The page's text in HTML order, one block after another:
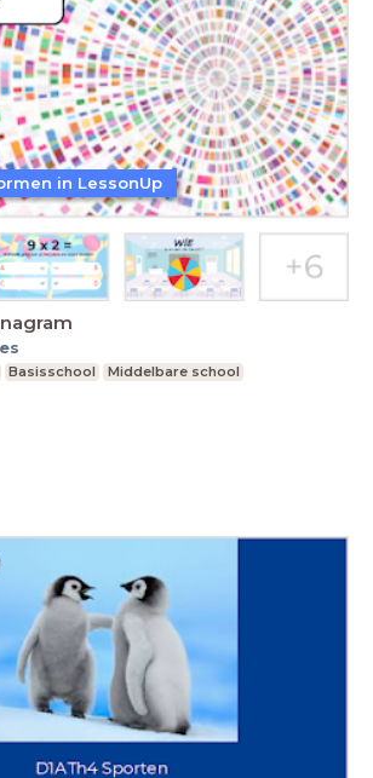
Basisschool
Middelbare school
in LessonUp